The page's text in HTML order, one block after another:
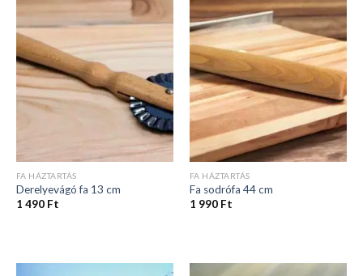
FA HÁZTARTÁS
Derelyevágó fa 13 cm
1 490 Ft
FA HÁZTARTÁS
Fa sodrófa 44 cm
1 990 Ft